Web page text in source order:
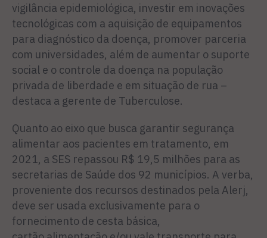
vigilância epidemiológica, investir em inovações
tecnológicas com a aquisição de equipamentos
para diagnóstico da doença, promover parceria
com universidades, além de aumentar o suporte
social e o controle da doença na população
privada de liberdade e em situação de rua –
destaca a gerente de Tuberculose.
Quanto ao eixo que busca garantir segurança
alimentar aos pacientes em tratamento, em
2021, a SES repassou R$ 19,5 milhões para as
secretarias de Saúde dos 92 municípios. A verba,
proveniente dos recursos destinados pela Alerj,
deve ser usada exclusivamente para o
fornecimento de cesta básica,